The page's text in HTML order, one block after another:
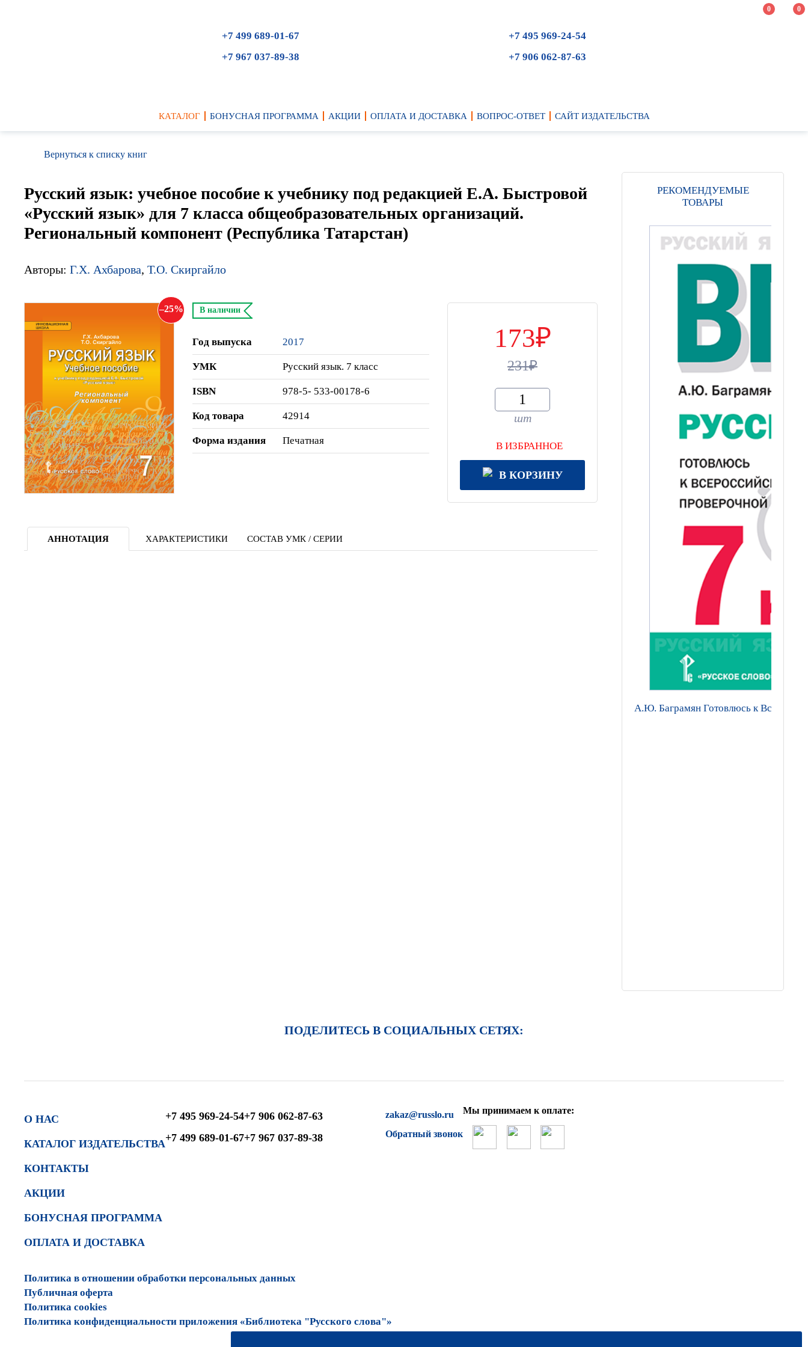
0 0
+7 499 689-01-67
+7 967 037-89-38
+7 495 969-24-54
+7 906 062-87-63
КАТАЛОГ БОНУСНАЯ ПРОГРАММА АКЦИИ ОПЛАТА И ДОСТАВКА ВОПРОС-ОТВЕТ САЙТ ИЗДАТЕЛЬСТВА
Вернуться к списку книг
Русский язык: учебное пособие к учебнику под редакцией Е.А. Быстровой
«Русский язык» для 7 класса общеобразовательных организаций.
Региональный компонент (Республика Татарстан)
Авторы: Г.Х. Ахбарова, Т.О. Скиргайло
25 В наличии
Год выпуска 2017
УМК Русский язык. 7 класс
ISBN 978-5- 533-00178-6
Код товара 42914
Форма издания Печатная
173
231
шт
В ИЗБРАННОЕ
В КОРЗИНУ
АННОТАЦИЯ ХАРАКТЕРИСТИКИ СОСТАВ УМК / СЕРИИ
РЕКОМЕНДУЕМЫЕ
ТОВАРЫ
А.Ю. Баграмян Готовлюсь к
ПОДЕЛИТЕСЬ В СОЦИАЛЬНЫХ СЕТЯХ:
О НАС
КАТАЛОГ ИЗДАТЕЛЬСТВА
КОНТАКТЫ
АКЦИИ
БОНУСНАЯ ПРОГРАММА
ОПЛАТА И ДОСТАВКА
+7 495 969-24-54
+7 499 689-01-67
+7 906 062-87-63
+7 967 037-89-38
zakaz@russlo.ru
Обратный звонок
Мы принимаем к оплате:
Политика в отношении обработки персональных данных
Публичная оферта
Политика cookies
Политика конфиденциальности приложения «Библиотека "Русского слова"»